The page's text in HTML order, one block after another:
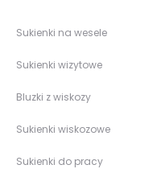
Sukienki na wesele
Sukienki wizytowe
Bluzki z wiskozy
Sukienki wiskozowe
Sukienki do pracy